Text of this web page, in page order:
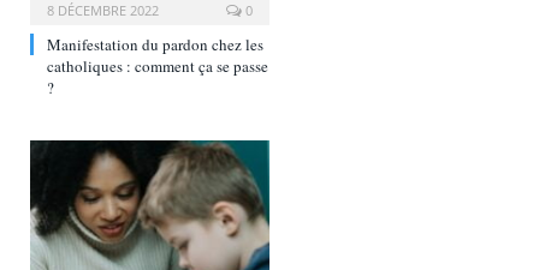
8 DÉCEMBRE 2022 0
Manifestation du pardon chez les
catholiques : comment ça se passe
?